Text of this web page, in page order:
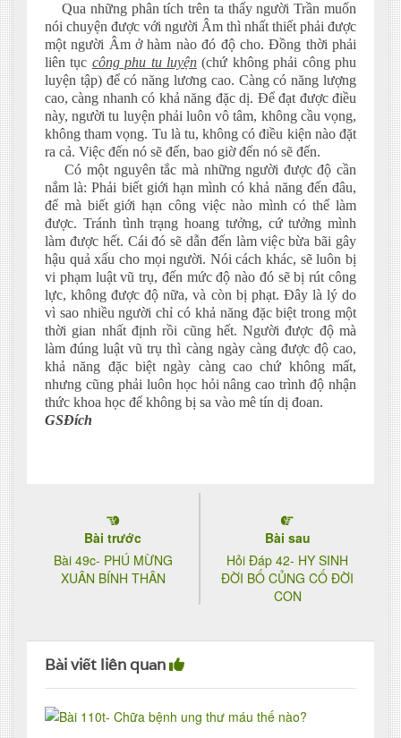
Qua những phân tích trên ta thấy người Trần muốn
nói chuyện được với người Âm thì nhất thiết phải được
một người Âm ở hàm nào đó độ cho. Đồng thời phải
liên tục công phu tu luyện (chứ không phải công phu
luyện tập) để có năng lương cao. Càng có năng lượng
cao, càng nhanh có khả năng đặc dị. Để đạt được điều
này, người tu luyện phải luôn vô tâm, không cầu vọng,
không tham vọng. Tu là tu, không có điều kiện nào đặt
ra cả. Việc đến nó sẽ đến, bao giờ đến nó sẽ đến.
Có một nguyên tắc mà những người được độ cần
nắm là: Phải biết giới hạn mình có khả năng đến đâu,
để mà biết giới hạn công việc nào mình có thể làm
được. Tránh tình trạng hoang tưởng, cứ tưởng mình
làm được hết. Cái đó sẽ dẫn đến làm việc bừa bãi gây
hậu quả xấu cho mọi người. Nói cách khác, sẽ luôn bị
vi phạm luật vũ trụ, đến mức độ nào đó sẽ bị rút công
lực, không được độ nữa, và còn bị phạt. Đây là lý do
vì sao nhiều người chỉ có khả năng đặc biệt trong một
thời gian nhất định rồi cũng hết. Người được độ mà
làm đúng luật vũ trụ thì càng ngày càng được độ cao,
khả năng đặc biệt ngày càng cao chứ không mất,
nhưng cũng phải luôn học hỏi nâng cao trình độ nhận
thức khoa học để không bị sa vào mê tín dị đoan.
GSĐích
Bài trước
Bài 49c- PHÚ MỪNG
XUÂN BÍNH THÂN
Bài sau
Hỏi Đáp 42- HY SINH
ĐỜI BỐ CỦNG CỐ ĐỜI
CON
Bài viết liên quan